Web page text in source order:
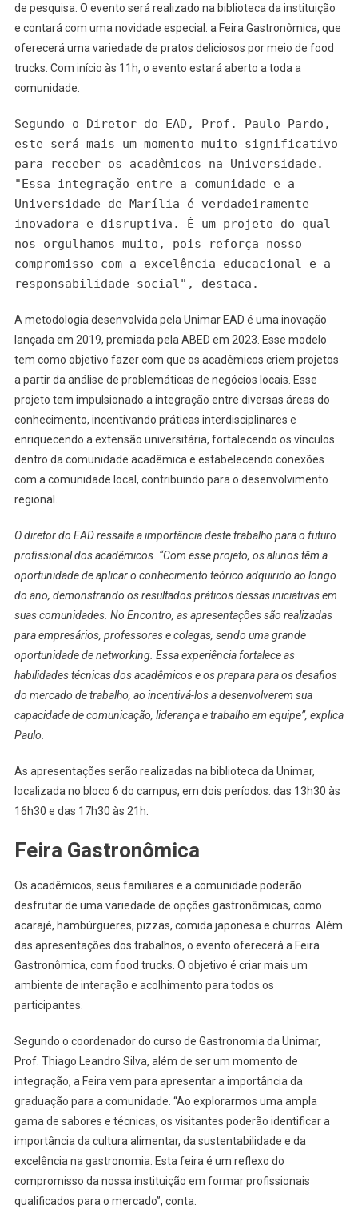
de pesquisa. O evento será realizado na biblioteca da instituição
e contará com uma novidade especial: a Feira Gastronômica, que
oferecerá uma variedade de pratos deliciosos por meio de food
trucks. Com início às 11h, o evento estará aberto a toda a
comunidade.
Segundo o Diretor do EAD, Prof. Paulo Pardo,
este será mais um momento muito significativo
para receber os acadêmicos na Universidade.
"Essa integração entre a comunidade e a
Universidade de Marília é verdadeiramente
inovadora e disruptiva. É um projeto do qual
nos orgulhamos muito, pois reforça nosso
compromisso com a excelência educacional e a
responsabilidade social", destaca.
A metodologia desenvolvida pela Unimar EAD é uma inovação
lançada em 2019, premiada pela ABED em 2023. Esse modelo
tem como objetivo fazer com que os acadêmicos criem projetos
a partir da análise de problemáticas de negócios locais. Esse
projeto tem impulsionado a integração entre diversas áreas do
conhecimento, incentivando práticas interdisciplinares e
enriquecendo a extensão universitária, fortalecendo os vínculos
dentro da comunidade acadêmica e estabelecendo conexões
com a comunidade local, contribuindo para o desenvolvimento
regional.
O diretor do EAD ressalta a importância deste trabalho para o futuro
profissional dos acadêmicos. “Com esse projeto, os alunos têm a
oportunidade de aplicar o conhecimento teórico adquirido ao longo
do ano, demonstrando os resultados práticos dessas iniciativas em
suas comunidades. No Encontro, as apresentações são realizadas
para empresários, professores e colegas, sendo uma grande
oportunidade de networking. Essa experiência fortalece as
habilidades técnicas dos acadêmicos e os prepara para os desafios
do mercado de trabalho, ao incentivá-los a desenvolverem sua
capacidade de comunicação, liderança e trabalho em equipe”, explica
Paulo.
As apresentações serão realizadas na biblioteca da Unimar,
localizada no bloco 6 do campus, em dois períodos: das 13h30 às
16h30 e das 17h30 às 21h.
Feira Gastronômica
Os acadêmicos, seus familiares e a comunidade poderão
desfrutar de uma variedade de opções gastronômicas, como
acarajé, hambúrgueres, pizzas, comida japonesa e churros. Além
das apresentações dos trabalhos, o evento oferecerá a Feira
Gastronômica, com food trucks. O objetivo é criar mais um
ambiente de interação e acolhimento para todos os
participantes.
Segundo o coordenador do curso de Gastronomia da Unimar,
Prof. Thiago Leandro Silva, além de ser um momento de
integração, a Feira vem para apresentar a importância da
graduação para a comunidade. “Ao explorarmos uma ampla
gama de sabores e técnicas, os visitantes poderão identificar a
importância da cultura alimentar, da sustentabilidade e da
excelência na gastronomia. Esta feira é um reflexo do
compromisso da nossa instituição em formar profissionais
qualificados para o mercado”, conta.